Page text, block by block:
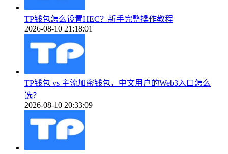
TP钱包怎么设置HEC？新手完整操作教程
2026-08-10 21:18:01
TP钱包 vs 主流加密钱包，中文用户的Web3入口怎么
选？
2026-08-10 20:33:09